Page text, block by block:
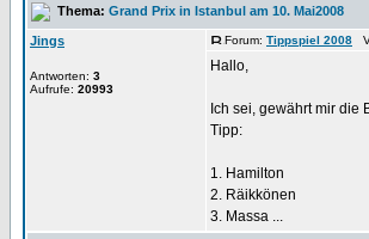
Thema: Grand Prix in Istanbul am 10. Mai2008
Jings
Antworten: 3
Aufrufe: 20993
Forum: Tippspiel 2008
Hallo,
Ich sei, gewährt mir die
Tipp:
1. Hamilton
2. Räikkönen
3. Massa ...